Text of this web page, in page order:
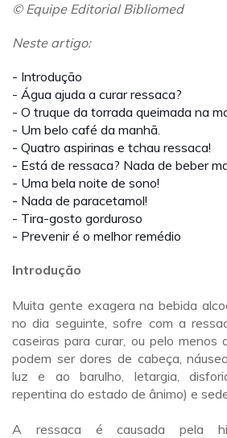
© Equipe Editorial Bibliomed
Neste artigo:
- Introdução
- Água ajuda a curar ressaca?
- O truque da torrada queimada na
- Um belo café da manhã.
- Quatro aspirinas e tchau ressaca!
- Está de ressaca? Nada de beber
- Uma bela noite de sono!
- Nada de paracetamol!
- Tira-gosto gorduroso
- Prevenir é o melhor remédio
Introdução
Muita gente exagera na bebida
no dia seguinte, sofre com a
caseiras para curar, ou pelo menos
podem ser dores de cabeça,
luz e ao barulho, letargia,
repentina do estado de ânimo) e
A ressaca é causada pela